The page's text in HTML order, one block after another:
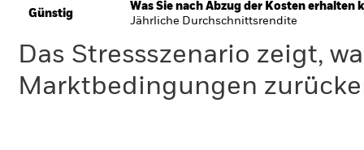
Günstig
Was Sie nach Abzug der Kosten erhalten
Jährliche Durchschnittsrendite
Das Stressszenario zeigt,
Marktbedingungen